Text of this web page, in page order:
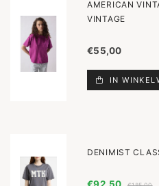
AMERICAN
VINTAGE
€55,00
IN
DENIMIST